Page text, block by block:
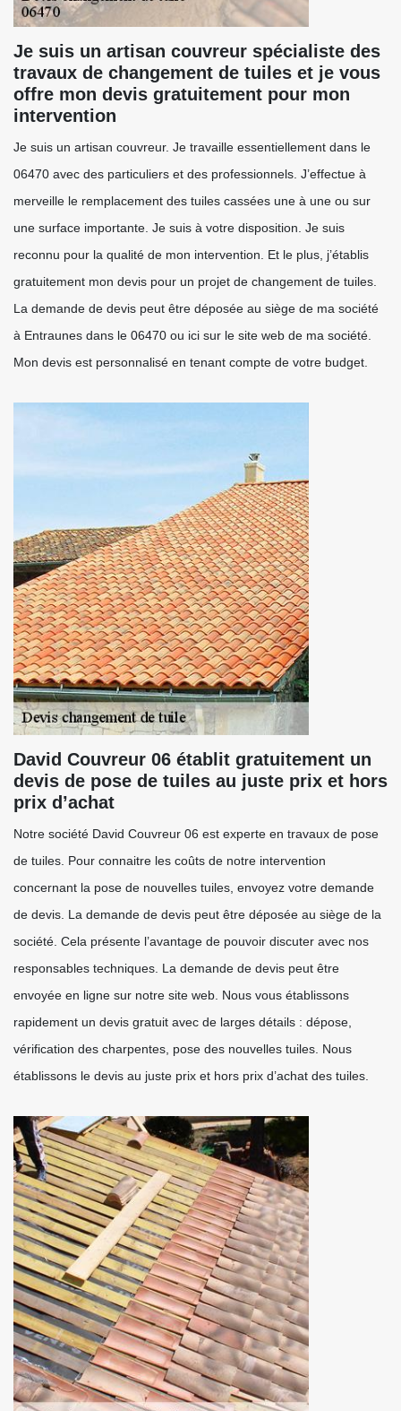
Je suis un artisan couvreur spécialiste des
travaux de changement de tuiles et je vous
offre mon devis gratuitement pour mon
intervention
Je suis un artisan couvreur. Je travaille essentiellement dans le
06470 avec des particuliers et des professionnels. J’effectue à
merveille le remplacement des tuiles cassées une à une ou sur
une surface importante. Je suis à votre disposition. Je suis
reconnu pour la qualité de mon intervention. Et le plus, j’établis
gratuitement mon devis pour un projet de changement de tuiles.
La demande de devis peut être déposée au siège de ma société
à Entraunes dans le 06470 ou ici sur le site web de ma société.
Mon devis est personnalisé en tenant compte de votre budget.
David Couvreur 06 établit gratuitement un
devis de pose de tuiles au juste prix et hors
prix d’achat
Notre société David Couvreur 06 est experte en travaux de pose
de tuiles. Pour connaitre les coûts de notre intervention
concernant la pose de nouvelles tuiles, envoyez votre demande
de devis. La demande de devis peut être déposée au siège de la
société. Cela présente l’avantage de pouvoir discuter avec nos
responsables techniques. La demande de devis peut être
envoyée en ligne sur notre site web. Nous vous établissons
rapidement un devis gratuit avec de larges détails : dépose,
vérification des charpentes, pose des nouvelles tuiles. Nous
établissons le devis au juste prix et hors prix d’achat des tuiles.